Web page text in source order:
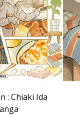
: Chiaki Ida